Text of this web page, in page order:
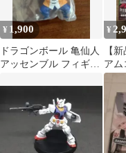
¥ 1,900
ドラゴンボール 亀仙人
アッセンブル フィギュ
¥
【
アム
ダム
ト